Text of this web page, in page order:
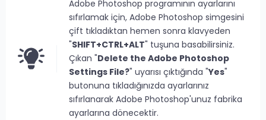
Adobe Photoshop programının ayarlarını
sıfırlamak için, Adobe Photoshop simgesini
çift tıkladıktan hemen sonra klavyeden
"SHIFT+CTRL+ALT" tuşuna basabilirsiniz.
Çıkan "Delete the Adobe Photoshop
Settings File?" uyarısı çıktığında "Yes"
butonuna tıkladığınızda ayarlarınız
sıfırlanarak Adobe Photoshop'unuz fabrika
ayarlarına dönecektir.